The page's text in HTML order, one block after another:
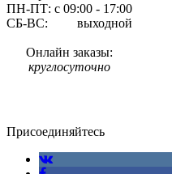
ПН-ПТ: с 09:00 - 17:00
СБ-ВС: выходной
Онлайн заказы:
круглосуточно
Присоединяйтесь